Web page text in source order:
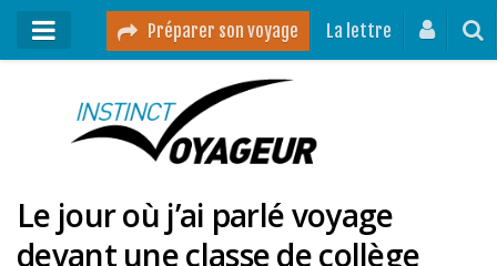
Préparer son voyage La lettre
Mon podcast
Destinations
Mes ressources pour voyager
Le jour où j’ai parlé voyage
devant une classe de collège